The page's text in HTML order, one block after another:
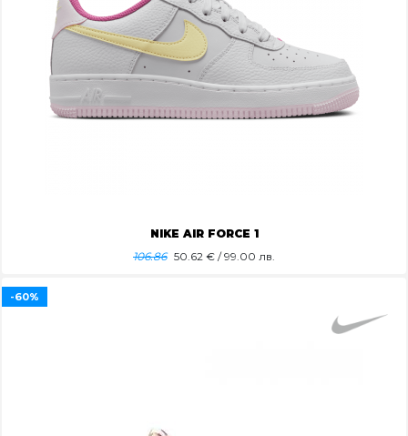
NIKE AIR FORCE 1
106.86 50.62 € / 99.00 лв.
-60%